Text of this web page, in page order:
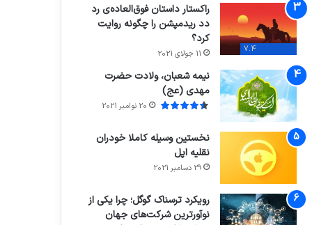
7.4
راکستار داستان فوق‌العاده‌ی رد
دد ریدمپشن را چگونه روایت
کرد؟
11 جولای 2021
نیمه شعبان، ولادت حضرت
مهدی (عج)
20 نوامبر 2021
نخستین وسیله کاملا خودران
نقلیه اپل
29 دسامبر 2021
رویکرد ترسناک گوگل؛ چرا یکی از
نوآورترین شرکت‌های جهان